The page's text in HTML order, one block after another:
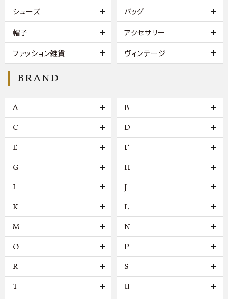
シューズ バッグ
帽子 アクセサリー
ファッション雑貨 ヴィンテージ
BRAND
A B
C D
E F
G H
I J
K L
M N
O P
R S
T U